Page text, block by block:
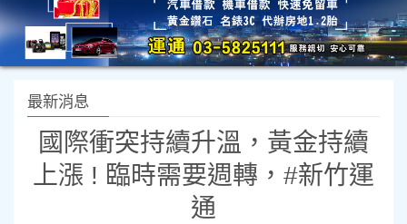
最新消息
國際衝突持續升溫，黃金持續
上漲 ! 臨時需要週轉，#新竹運
通